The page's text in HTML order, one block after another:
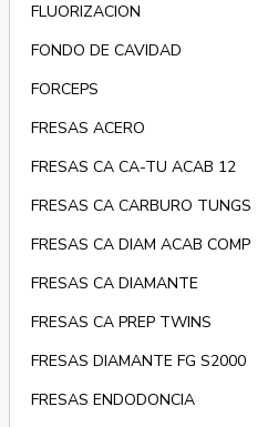
FLUORIZACION
FONDO DE CAVIDAD
FORCEPS
FRESAS ACERO
FRESAS CA CA-TU ACAB 12
FRESAS CA CARBURO TUNGS
FRESAS CA DIAM ACAB COMP
FRESAS CA DIAMANTE
FRESAS CA PREP TWINS
FRESAS DIAMANTE FG S2000
FRESAS ENDODONCIA